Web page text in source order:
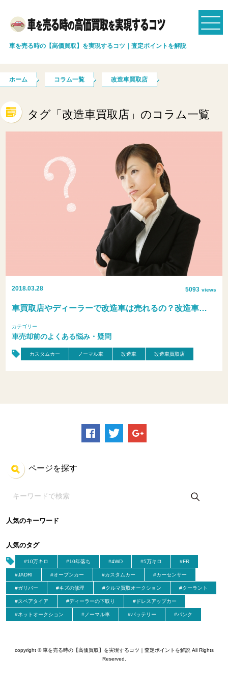
車を売る時の【高価買取】を実現するコツ｜査定ポイントを解説
ホーム コラム一覧 改造車買取店
タグ「改造車買取店」のコラム一覧
2018.03.28 5093 views
車買取店やディーラーで改造車は売れるの？改造車…
カテゴリー
車売却前のよくある悩み・疑問
カスタムカー ノーマル車 改造車 改造車買取店
ページを探す
人気のキーワード
人気のタグ
#10万キロ #10年落ち #4WD #5万キロ #FR
#JADRI #オープンカー #カスタムカー #カーセンサー
#ガリバー #キズの修理 #クルマ買取オークション #クーラント
#スペアタイア #ディーラーの下取り #ドレスアップカー
#ネットオークション #ノーマル車 #バッテリー #パンク
copyright © 車を売る時の【高価買取】を実現するコツ｜査定ポイントを解説 All Rights
Reserved.